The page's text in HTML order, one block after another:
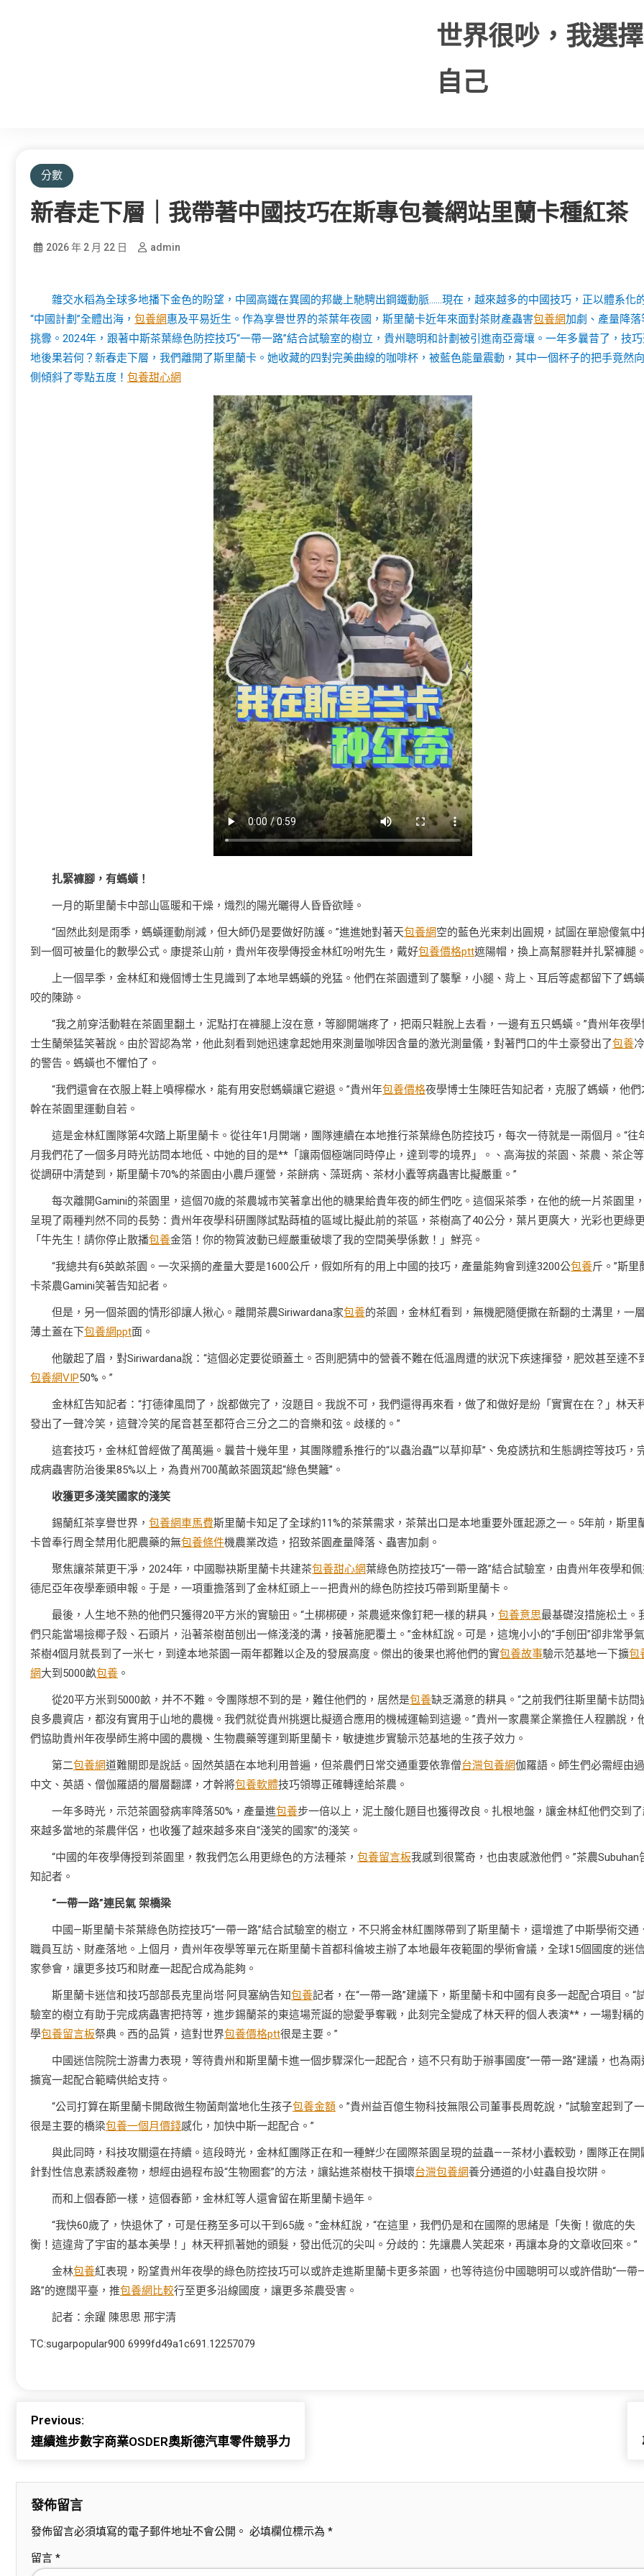
世界很吵，我選
自己
分數
新春走下層｜我帶著中國技巧在斯專包養網站里蘭卡種紅茶
2026 年 2 月 22 日 admin
雜交水稻為全球多地播下金色的盼望，中國高鐵在異國的邦畿上馳騁出鋼鐵動脈……現在，越來越多的中國技巧，正以體系化
“中國計劃”全體出海， 包養網惠及平易近生。作為享譽世界的茶葉年夜國，斯里蘭卡近年來面對茶財產蟲害包養網加劇、產量降落
挑釁。2024年，跟著中斯茶葉綠色防控技巧“一帶一路”結合試驗室的樹立，貴州聰明和計劃被引進南亞膏壤。一年多曩昔了，技
地後果若何？新春走下層，我們離開了斯里蘭卡。她收藏的四對完美曲線的咖啡杯，被藍色能量震動，其中一個杯子的把手竟然
側傾斜了零點五度！ 包養甜心網
扎緊褲腳，有螞蟥！
一月的斯里蘭卡中部山區暖和干燥，熾烈的陽光曬得人昏昏欲睡。
“固然此刻是雨季，螞蟥運動削減，但大師仍是要做好防護。”進進她對著天包養網空的藍色光束刺出圓規，試圖在單戀傻氣中
到一個可被量化的數學公式。康提茶山前，貴州年夜學傳授金林紅吩咐先生，戴好包養價格ptt遮陽帽，換上高幫膠鞋并扎緊褲腿
上一個旱季，金林紅和幾個博士生見識到了本地旱螞蟥的兇猛。他們在茶園遭到了襲擊，小腿、背上、耳后等處都留下了螞
咬的陳跡。
“我之前穿活動鞋在茶園里翻土，泥點打在褲腿上沒在意，等腳開端疼了，把兩只鞋脫上去看，一邊有五只螞蟥。”貴州年夜學
士生蘭榮猛笑著說。由於習認為常，他此刻看到她迅速拿起她用來測量咖啡因含量的激光測量儀，對著門口的牛土豪發出了包養
的警告。螞蟥也不懼怕了。
“我們還會在衣服上鞋上噴檸檬水，能有用安慰螞蟥讓它避退。”貴州年包養價格夜學博士生陳旺告知記者，克服了螞蟥，他們
幹在茶園里運動自若。
這是金林紅團隊第4次踏上斯里蘭卡。從往年1月開端，團隊連續在本地推行茶葉綠色防控技巧，每次一待就是一兩個月。“往
月我們花了一個多月時光訪問本地低、中她的目的是**「讓兩個極端同時停止，達到零的境界」。、高海拔的茶園、茶農、茶企
從調研中清楚到，斯里蘭卡70%的茶園由小農戶運營，茶餅病、藻斑病、茶材小蠹等病蟲害比擬嚴重。”
每次離開Gamini的茶園里，這個70歲的茶農城市笑著拿出他的糖果給貴年夜的師生們吃。這個采茶季，在他的統一片茶園里
呈現了兩種判然不同的長勢：貴州年夜學科研團隊試點蒔植的區域比擬此前的茶區，茶樹高了40公分，葉片更廣大，光彩也更綠
「牛先生！請你停止散播包養金箔！你的物質波動已經嚴重破壞了我的空間美學係數！」鮮亮。
“我總共有6英畝茶園。一次采摘的產量大要是1600公斤，假如所有的用上中國的技巧，產量能夠會到達3200公包養斤。”斯里
卡茶農Gamini笑著告知記者。
但是，另一個茶園的情形卻讓人揪心。離開茶農Siriwardana家包養的茶園，金林紅看到，無機肥隨便撒在新翻的土溝里，一
薄土蓋在下包養網ppt面。
他皺起了眉，對Siriwardana說：“這個必定要從頭蓋土。否則肥猜中的營養不難在低溫周遭的狀況下疾速揮發，肥效甚至達不
包養網VIP50%。”
金林紅告知記者：“打德律風問了，說都做完了，沒題目。我說不可，我們還得再來看，做了和做好是紛「實實在在？」林天
發出了一聲冷笑，這聲冷笑的尾音甚至都符合三分之二的音樂和弦。歧樣的。”
這套技巧，金林紅曾經做了萬萬遍。曩昔十幾年里，其團隊體系推行的“以蟲治蟲”“以草抑草”、免疫誘抗和生態調控等技巧，
成病蟲害防治後果85%以上，為貴州700萬畝茶園筑起“綠色樊籬”。
收獲更多淺笑國家的淺笑
錫蘭紅茶享譽世界， 包養網車馬費斯里蘭卡知足了全球約11%的茶葉需求，茶葉出口是本地重要外匯起源之一。5年前，斯里
卡曾奉行周全禁用化肥農藥的無包養條件機農業改造，招致茶園產量降落、蟲害加劇。
聚焦讓茶葉更干凈，2024年，中國聯袂斯里蘭卡共建茶包養甜心網葉綠色防控技巧“一帶一路”結合試驗室，由貴州年夜學和
德尼亞年夜學牽頭申報。于是，一項重擔落到了金林紅頭上——把貴州的綠色防控技巧帶到斯里蘭卡。
最後，人生地不熟的他們只獲得20平方米的實驗田。“土梆梆硬，茶農遞來像釘耙一樣的耕具， 包養意思最基礎沒措施松土。
們只能當場撿椰子殼、石頭片，沿著茶樹苗刨出一條淺淺的溝，接著施肥覆土。”金林紅說。可是，這塊小小的“手刨田”卻非常爭
茶樹4個月就長到了一米七，到達本地茶園一兩年都難以企及的發展高度。傑出的後果也將他們的實包養故事驗示范基地一下擴包
網大到5000畝包養 。
從20平方米到5000畝，并不不難。令團隊想不到的是，難住他們的，居然是包養缺乏滿意的耕具。“之前我們往斯里蘭卡訪問
良多農資店，都沒有實用于山地的農機。我們就從貴州挑選比擬適合應用的機械運輸到這邊。”貴州一家農業企業擔任人程鵬說，
們協助貴州年夜學師生將中國的農機、生物農藥等運到斯里蘭卡，敏捷進步實驗示范基地的生孩子效力。
第二包養網道難關即是說話。固然英語在本地利用普遍，但茶農們日常交通重要依靠僧台灣包養網伽羅語‌。師生們必需經由
中文、英語、僧伽羅語的層層翻譯，才幹將包養軟體技巧領導正確轉達給茶農。
一年多時光，示范茶園發病率降落50%，產量進包養步一倍以上，泥土酸化題目也獲得改良。扎根地盤，讓金林紅他們交到
來越多當地的茶農伴侶，也收獲了越來越多來自“淺笑的國家”的淺笑。
“中國的年夜學傳授到茶園里，教我們怎么用更綠色的方法種茶， 包養留言板我感到很驚奇，也由衷感激他們。”茶農Subuhan
知記者。
“一帶一路”連民氣 架橋梁
中國—斯里蘭卡茶葉綠色防控技巧“一帶一路”結合試驗室的樹立，不只將金林紅團隊帶到了斯里蘭卡，還增進了中斯學術交通
職員互訪、財產落地。上個月，貴州年夜學等單元在斯里蘭卡首都科倫坡主辦了本地最年夜範圍的學術會議，全球15個國度的迷
家參會，讓更多技巧和財產一起配合成為能夠。
斯里蘭卡迷信和技巧部部長克里尚塔·阿貝塞納告知包養記者，在“一帶一路”建議下，斯里蘭卡和中國有良多一起配合項目。“
驗室的樹立有助于完成病蟲害把持等，進步錫蘭茶的東這場荒誕的戀愛爭奪戰，此刻完全變成了林天秤的個人表演**，一場對稱
學包養留言板祭典。西的品質，這對世界包養價格ptt很是主要。”
中國迷信院院士游書力表現，等待貴州和斯里蘭卡進一個步驟深化一起配合，這不只有助于辦事國度“一帶一路”建議，也為兩
擴寬一起配合範疇供給支持。
“公司打算在斯里蘭卡開啟微生物菌劑當地化生孩子包養金額 。”貴州益百億生物科技無限公司董事長周乾說，“試驗室起到了
很是主要的橋梁包養一個月價錢感化，加快中斯一起配合。”
與此同時，科技攻關還在持續。這段時光，金林紅團隊正在和一種鮮少在國際茶園呈現的益蟲——茶材小蠹較勁，團隊正在開
針對性信息素誘殺產物，想經由過程布設“生物圈套”的方法，讓鉆進茶樹枝干損壞台灣包養網養分通道的小蛀蟲自投坎阱。
而和上個春節一樣，這個春節，金林紅等人還會留在斯里蘭卡過年。
“我快60歲了，快退休了，可是任務至多可以干到65歲。”金林紅說，“在這里，我們仍是和在國際的思緒是「失衡！徹底的失
衡！這違背了宇宙的基本美學！」林天秤抓著她的頭髮，發出低沉的尖叫。分歧的：先讓農人笑起來，再讓本身的文章收回來。”
金林包養紅表現，盼望貴州年夜學的綠色防控技巧可以或許走進斯里蘭卡更多茶園，也等待這份中國聰明可以或許借助“一帶
路”的遼闊平臺，推包養網比較行至更多沿線國度，讓更多茶農受害。
記者：余躍 陳思思 邢宇清
TC:sugarpopular900 6999fd49a1c691.12257079
Previous:
連續進步數字商業OSDER奧斯德汽車零件競爭力
發佈留言
發佈留言必須填寫的電子郵件地址不會公開。 必填欄位標示為 *
留言 *